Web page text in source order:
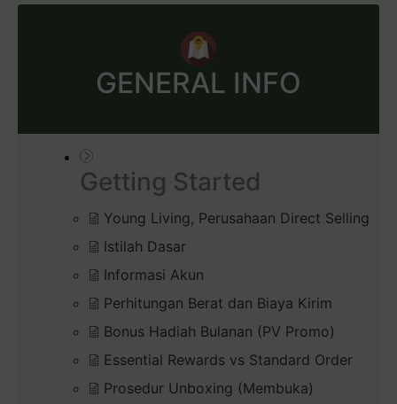
GENERAL INFO
Getting Started
Young Living, Perusahaan Direct Selling
Istilah Dasar
Informasi Akun
Perhitungan Berat dan Biaya Kirim
Bonus Hadiah Bulanan (PV Promo)
Essential Rewards vs Standard Order
Prosedur Unboxing (Membuka)